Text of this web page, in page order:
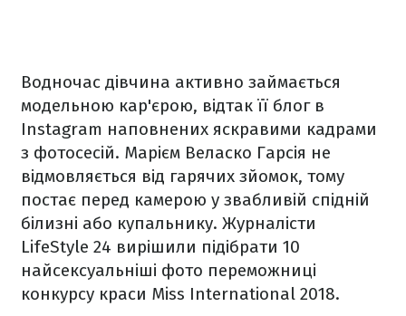
Водночас дівчина активно займається
модельною кар'єрою, відтак її блог в
Instagram наповнених яскравими кадрами
з фотосесій. Марієм Веласко Гарсія не
відмовляється від гарячих зйомок, тому
постає перед камерою у звабливій спідній
білизні або купальнику. Журналісти
LifeStyle 24 вирішили підібрати 10
найсексуальніші фото переможниці
конкурсу краси Miss International 2018.